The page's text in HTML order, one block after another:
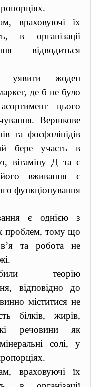
враховуючі їх
в організації
відводиться
уявити жоден
де б не було
цього
Вершкове
та фосфоліпідів
бере участь в
вітаміну Д та є
вживання є
функціонування
є однією з
проблем, тому що
та робота не
теорію
відповідно до
міститися не
білків, жирів,
речовини як
солі, у
враховуючі їх